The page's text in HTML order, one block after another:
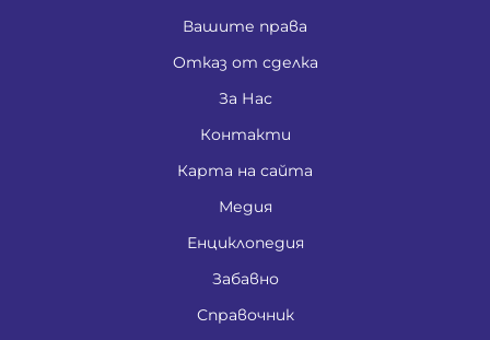
Вашите права
Отказ от сделка
За Нас
Контакти
Карта на сайта
Медия
Енциклопедия
Забавно
Справочник